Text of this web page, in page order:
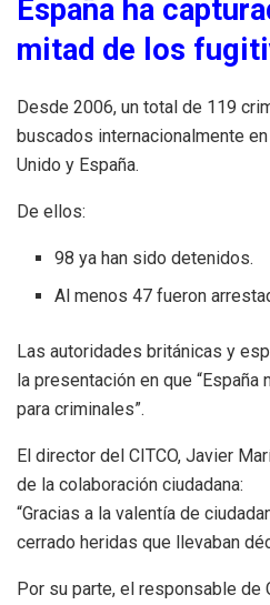
España ha
mitad de los
Desde 2006, un total de 119
buscados internacionalmente
Unido y España.
De ellos:
98 ya han sido detenidos.
Al menos 47 fueron
Las autoridades británicas y
la presentación en que
para criminales”.
El director del CITCO, Javier
de la colaboración ciudadana:
“Gracias a la valentía de
cerrado heridas que llevaban
Por su parte, el responsable de